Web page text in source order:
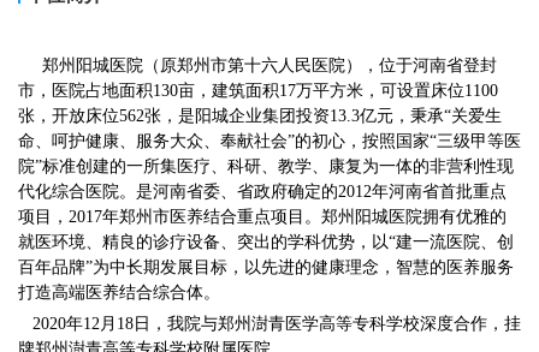
郑州阳城医院（原郑州市第十六人民医院），位于河南省登封
市，医院占地面积130亩，建筑面积17万平方米，可设置床位1100
张，开放床位562张，是阳城企业集团投资13.3亿元，秉承“关爱生
命、呵护健康、服务大众、奉献社会”的初心，按照国家“三级甲等医
院”标准创建的一所集医疗、科研、教学、康复为一体的非营利性现
代化综合医院。是河南省委、省政府确定的2012年河南省首批重点
项目，2017年郑州市医养结合重点项目。郑州阳城医院拥有优雅的
就医环境、精良的诊疗设备、突出的学科优势，以“建一流医院、创
百年品牌”为中长期发展目标，以先进的健康理念，智慧的医养服务
打造高端医养结合综合体。
2020年12月18日，我院与郑州澍青医学高等专科学校深度合作，挂